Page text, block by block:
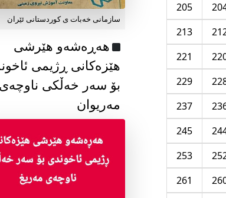
205
213
221
229
237
245
253
261
سازمانی خەبات ی كوردستانی ئێران
هەڕەشەو هێرشی
هێزەکانی ڕژیمی
بۆ سەر خەڵکی
مەریوان